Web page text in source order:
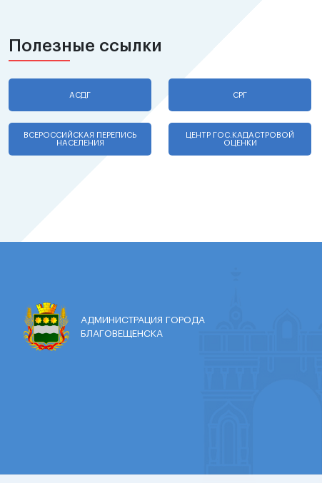
Полезные ссылки
АСДГ СРГ
ВСЕРОССИЙСКАЯ ПЕРЕПИСЬ
НАСЕЛЕНИЯ
ЦЕНТР ГОС.КАДАСТРОВОЙ
ОЦЕНКИ
АДМИНИСТРАЦИЯ ГОРОДА
БЛАГОВЕЩЕНСКА